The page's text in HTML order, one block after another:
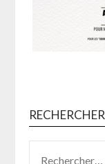
RECHERCHER